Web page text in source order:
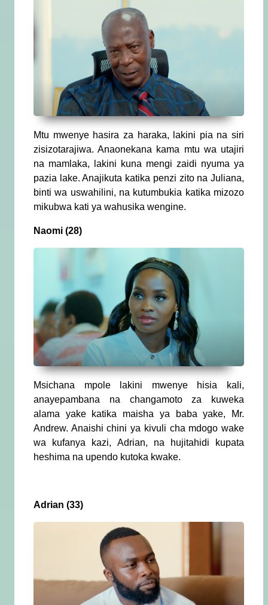
Mtu mwenye hasira za haraka, lakini pia na siri
zisizotarajiwa. Anaonekana kama mtu wa utajiri
na mamlaka, lakini kuna mengi zaidi nyuma ya
pazia lake. Anajikuta katika penzi zito na Juliana,
binti wa uswahilini, na kutumbukia katika mizozo
mikubwa kati ya wahusika wengine.
Naomi (28)
Msichana mpole lakini mwenye hisia kali,
anayepambana na changamoto za kuweka
alama yake katika maisha ya baba yake, Mr.
Andrew. Anaishi chini ya kivuli cha mdogo wake
wa kufanya kazi, Adrian, na hujitahidi kupata
heshima na upendo kutoka kwake.
Adrian (33)